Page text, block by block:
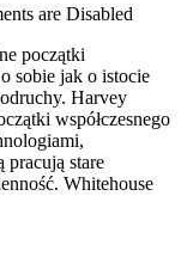
are Disabled
początki
sobie jak o istocie
Harvey
współczesnego
stare
Whitehouse